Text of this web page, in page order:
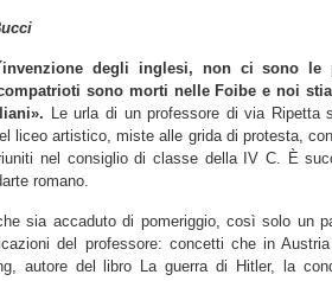
degli inglesi, non ci sono le
sono morti nelle Foibe e noi
Le urla di un professore di via Ripetta
liceo artistico, miste alle grida di protesta,
nel consiglio di classe della IV C. È
romano.
sia accaduto di pomeriggio, così solo un
del professore: concetti che in
autore del libro La guerra di Hitler, la